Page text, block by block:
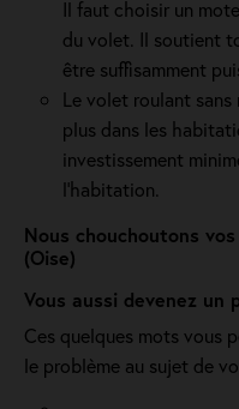
Il faut choisir un
du volet. Il soutient
être suffisamment
Le volet roulant
plus dans les
investissement
l'habitation.
Nous chouchoutons
(Oise)
Vous aussi devenez un
Ces quelques mots vous
le problème au sujet de